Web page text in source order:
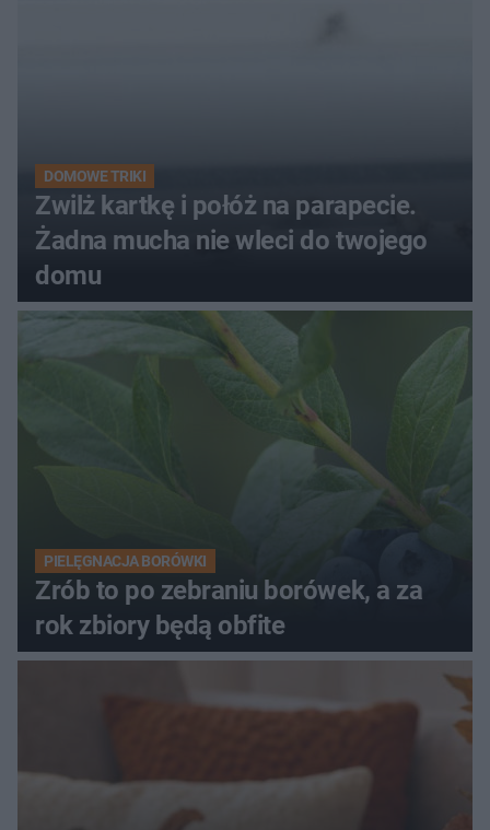
DOMOWE TRIKI
Zwilż kartkę i połóż na parapecie.
Żadna mucha nie wleci do twojego
domu
PIELĘGNACJA BORÓWKI
Zrób to po zebraniu borówek, a za
rok zbiory będą obfite